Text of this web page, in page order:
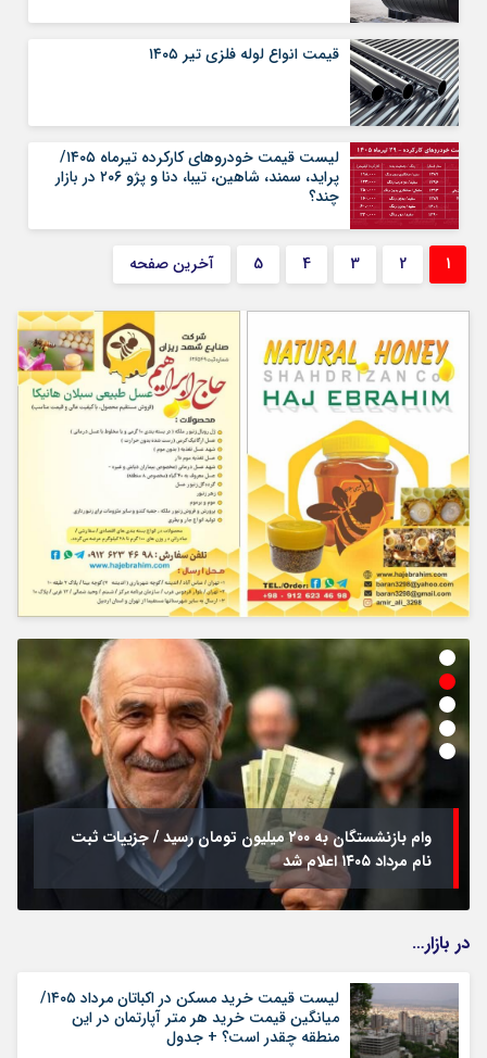
قیمت انواع لوله فلزی تیر ۱۴۰۵
لیست قیمت خودروهای کارکرده تیرماه ۱۴۰۵/
پراید، سمند، شاهین، تیبا، دنا و پژو ۲۰۶ در بازار
چند؟
1
2
3
4
5 آخرین صفحه
وام بازنشستگان به ۲۰۰ میلیون تومان رسید / جزییات ثبت
نام مرداد ۱۴۰۵ اعلام شد
در بازار…
لیست قیمت خرید مسکن در اکباتان مرداد ۱۴۰۵/
میانگین قیمت خرید هر متر آپارتمان در این
منطقه چقدر است؟ + جدول